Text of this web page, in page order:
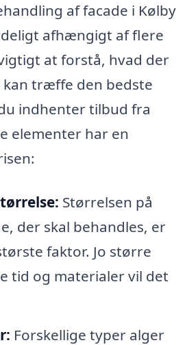
af facade i Kølby
afhængigt af flere
at forstå, hvad der
kan træffe den bedste
indhenter tilbud fra
elementer har en
Størrelsen på
der skal behandles, er
faktor. Jo større
tid og materialer vil det
Forskellige typer alger